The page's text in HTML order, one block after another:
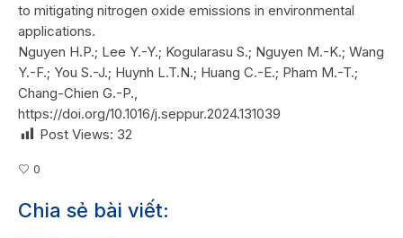
to mitigating nitrogen oxide emissions in environmental
applications.
Nguyen H.P.; Lee Y.-Y.; Kogularasu S.; Nguyen M.-K.; Wang
Y.-F.; You S.-J.; Huynh L.T.N.; Huang C.-E.; Pham M.-T.;
Chang-Chien G.-P.,
https://doi.org/10.1016/j.seppur.2024.131039
Post Views: 32
0
Chia sẻ bài viết: